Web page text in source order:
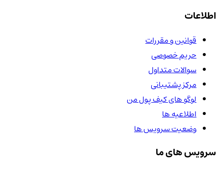
اطلاعات
قوانین و مقررات
حریم خصوصی
سوالات متداول
مرکز پشتیبانی
لوگو های کیف پول من
اطلاعیه ها
وضعیت سرویس ها
سرویس های ما